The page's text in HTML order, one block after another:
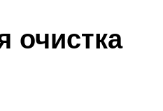
очистка